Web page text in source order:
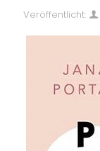
Veröffentlicht: